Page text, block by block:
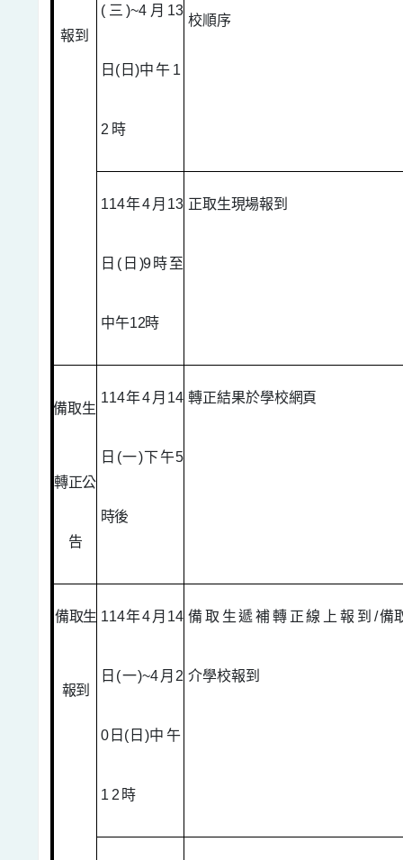
報到
(三)~4月 13
日 ( 日 )中午 1
2 時
校順序
114年4月 13
日 (日 )9 時至
中午12時
正取生現場報到
備取生
轉正公
告
114年4月 14
日 (一)下午5
時後
轉正結果於學校網頁
備取生
報到
114年4月 14
日 (一)~4 月 2
0日 ( 日 )中午
12 時
備取生遞補轉正線上報到 /備
介學校報到